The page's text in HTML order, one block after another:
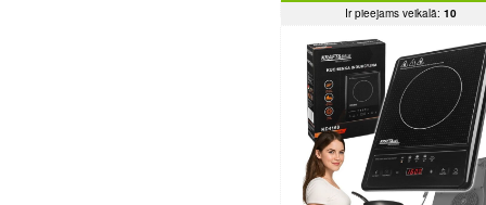
Ir pieejams veikalā: 10